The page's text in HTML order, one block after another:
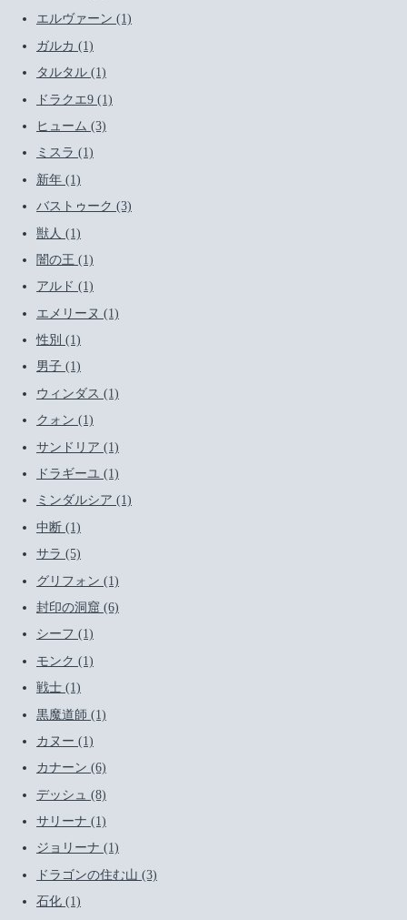
エルヴァーン (1)
ガルカ (1)
タルタル (1)
ドラクエ9 (1)
ヒューム (3)
ミスラ (1)
新年 (1)
バストゥーク (3)
獣人 (1)
闇の王 (1)
アルド (1)
エメリーヌ (1)
性別 (1)
男子 (1)
ウィンダス (1)
クォン (1)
サンドリア (1)
ドラギーユ (1)
ミンダルシア (1)
中断 (1)
サラ (5)
グリフォン (1)
封印の洞窟 (6)
シーフ (1)
モンク (1)
戦士 (1)
黒魔道師 (1)
カヌー (1)
カナーン (6)
デッシュ (8)
サリーナ (1)
ジョリーナ (1)
ドラゴンの住む山 (3)
石化 (1)